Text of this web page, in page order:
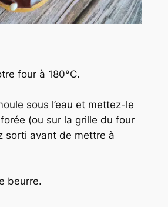
four à 180°C.
sous l’eau et mettez-le
(ou sur la grille du four
sorti avant de mettre à
beurre.